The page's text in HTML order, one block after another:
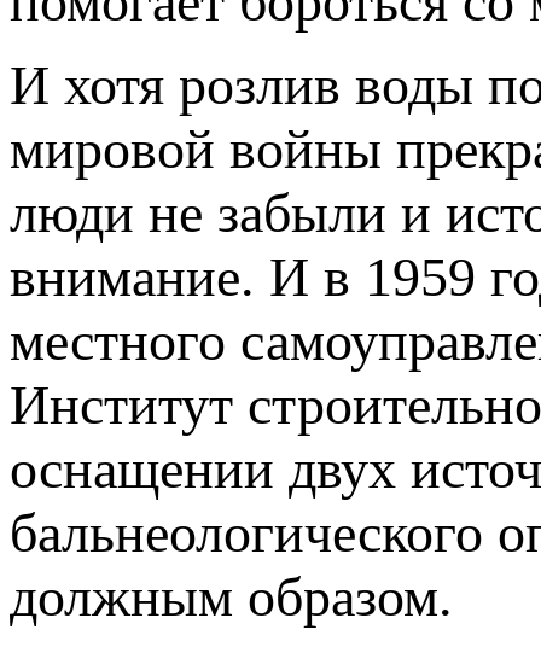
И хотя розлив воды
мировой войны
люди не забыли и
внимание. И в 1959
местного
Институт
оснащении двух
бальнеологического
должным образом.